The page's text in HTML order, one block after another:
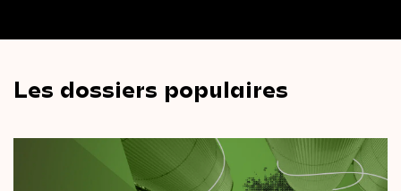
Les dossiers populaires